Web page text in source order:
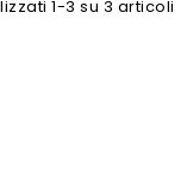
1-3 su 3 articoli